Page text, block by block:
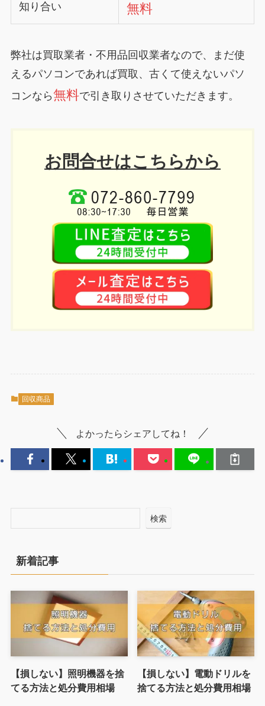
知り合い 無料
弊社は買取業者・不用品回収業者なので、まだ使
えるパソコンであれば買取、古くて使えないパソ
コンなら無料で引き取りさせていただきます。
お問合せはこちらから
回収商品
よかったらシェアしてね！
検索
新着記事
【損しない】照明機器を捨
てる方法と処分費用相場
【損しない】電動ドリルを
捨てる方法と処分費用相場